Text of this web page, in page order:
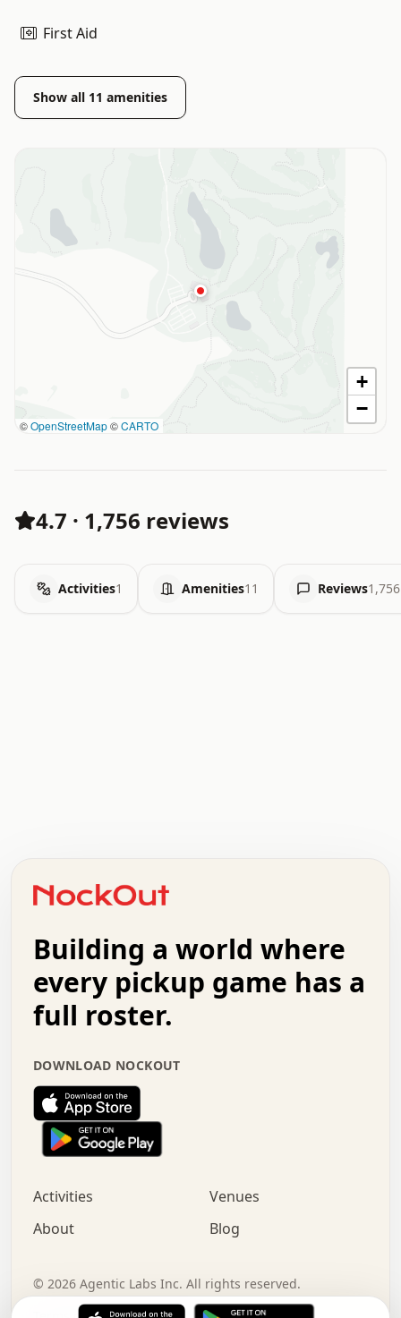
First Aid
Show all 11 amenities
©OpenStreetMap©CARTO
+
−
4.7 · 1,756 reviews
Activities1 Amenities11 Reviews1,756
+   .   .   .   .   .   .   .   .   .   +   .   .
.   .   .   .   .   .   .   .   .   .   .   :   .
.   .   .   .   +   .   .   .   .   .   .   .   +
.   :   .   .   .   .   .   .   .   .   o   .   .
.   .   x   .   .   .   .   .   .   :   .   .   o
.   .   .   .   :   .   .   .   .   o   .   .   .
.   .   .   .   .   .   .   :   .   .   .   .   .
.   .   .   .   .   .   .   +   .   .   x   .   .
.   .   .   .   .   :   +   .   .   .   .   .   o
.   .   .   .   .   .   .   .   .   .   .   .   .
.   .   :   o   .   .   .   .   .   .   .   +   .
.   o   .   .   .   .   x   .   .   .   .   .   .
+   .   o   .   .   .   .   o   .   .   .   .
.   +   .   .   .   .   .   .   .   .   :   .   x
.   .   .   .   .   .   .   .   .   .   .   .   .   .
Building a world where
every pickup game has a
full roster.
DOWNLOAD NOCKOUT
Activities
Venues
About
Blog
© 2026 Agentic Labs Inc. All rights reserved.